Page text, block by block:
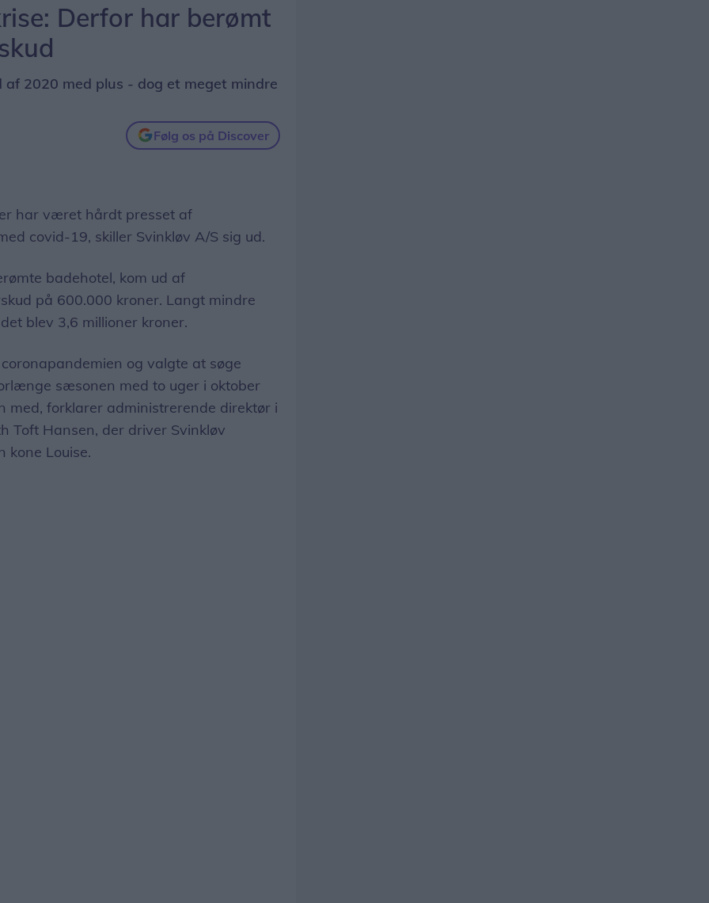
Derfor har berømt
af 2020 med plus - dog et meget mindre
Følg os på Discover
har været hårdt presset af
covid-19, skiller Svinkløv A/S sig ud.
badehotel, kom ud af
på 600.000 kroner. Langt mindre
blev 3,6 millioner kroner.
og valgte at søge
sæsonen med to uger i oktober
med, forklarer administrerende direktør i
Toft Hansen, der driver Svinkløv
kone Louise.